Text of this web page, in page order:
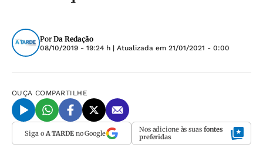
Por Da Redação
08/10/2019 - 19:24 h | Atualizada em 21/01/2021 - 0:00
OUÇA COMPARTILHE
Siga o A TARDEno Google Nos adicione às suas fontes
preferidas